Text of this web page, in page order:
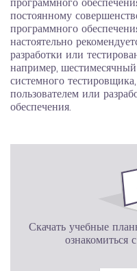
программного
постоянному
программного
настоятельно
разработки или
например,
системного
пользователем или
обеспечения.
Скачать учебные
ознакомиться